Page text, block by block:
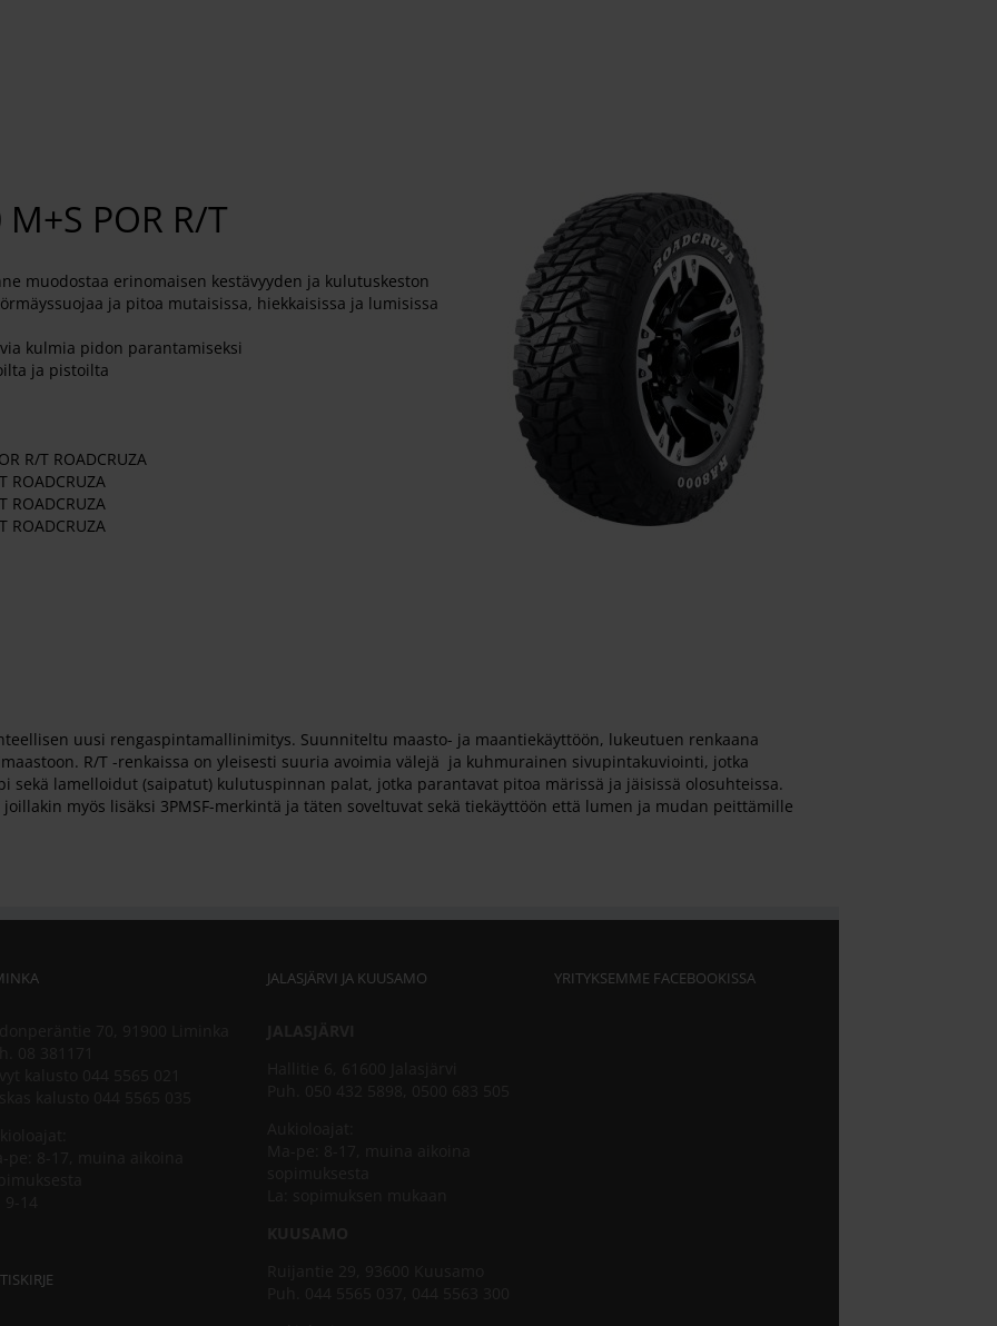
POR R/T
muodostaa erinomaisen kestävyyden ja kulutuskeston
ja pitoa mutaisissa, hiekkaisissa ja lumisissa
kulmia pidon parantamiseksi
ja pistoilta
R/T ROADCRUZA
ROADCRUZA
ROADCRUZA
ROADCRUZA
uusi rengaspintamallinimitys. Suunniteltu maasto- ja maantiekäyttöön, lukeutuen renkaana
R/T -renkaissa on yleisesti suuria avoimia välejä ja kuhmurainen sivupintakuviointi, jotka
sekä lamelloidut (saipatut) kulutuspinnan palat, jotka parantavat pitoa märissä ja jäisissä olosuhteissa.
myös lisäksi 3PMSF-merkintä ja täten soveltuvat sekä tiekäyttöön että lumen ja mudan peittämille
JALASJÄRVI JA KUUSAMO YRITYKSEMME FACEBOOKISSA